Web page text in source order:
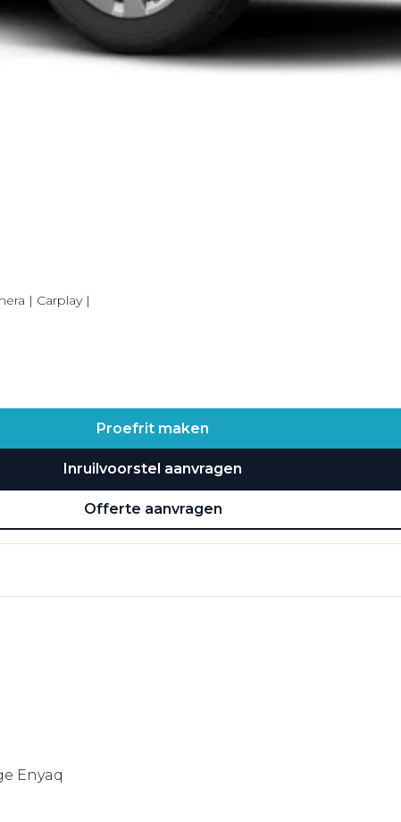
| Carplay |
Proefrit maken
Inruilvoorstel aanvragen
Offerte aanvragen
Enyaq